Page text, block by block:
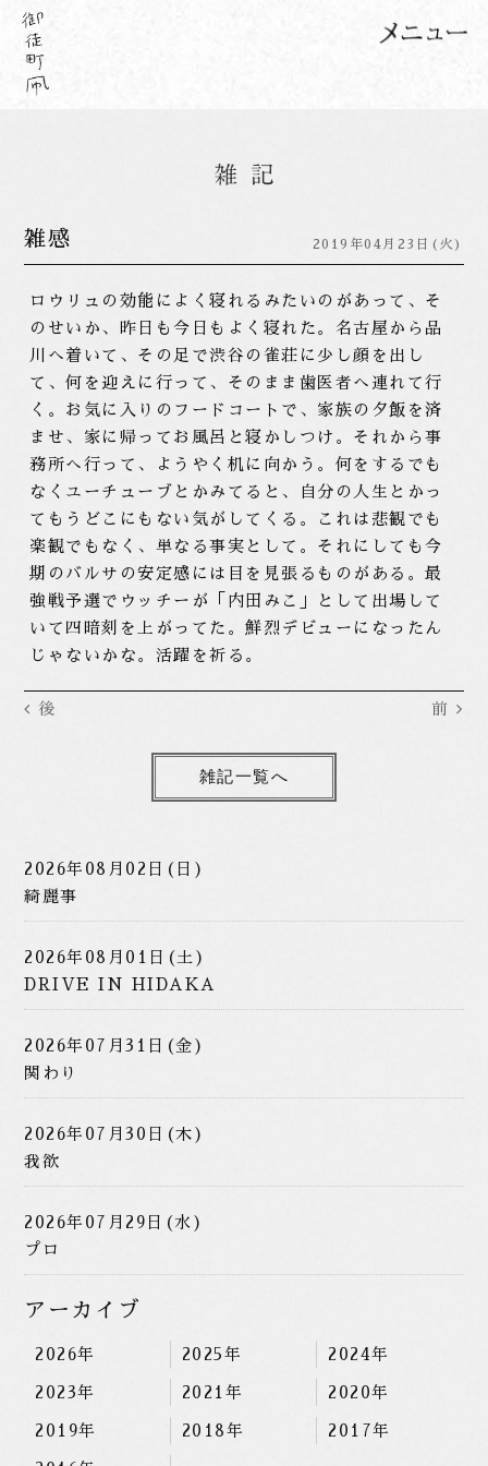
雑感 2019年04月23日(火)
ロウリュの効能によく寝れるみたいのがあって、そ
のせいか、昨日も今日もよく寝れた。名古屋から品
川へ着いて、その足で渋谷の雀荘に少し顔を出し
て、何を迎えに行って、そのまま歯医者へ連れて行
く。お気に入りのフードコートで、家族の夕飯を済
ませ、家に帰ってお風呂と寝かしつけ。それから事
務所へ行って、ようやく机に向かう。何をするでも
なくユーチューブとかみてると、自分の人生とかっ
てもうどこにもない気がしてくる。これは悲観でも
楽観でもなく、単なる事実として。それにしても今
期のバルサの安定感には目を見張るものがある。最
強戦予選でウッチーが「内田みこ」として出場して
いて四暗刻を上がってた。鮮烈デビューになったん
じゃないかな。活躍を祈る。
後 前
雑記一覧へ
2026年08月02日(日)
綺麗事
2026年08月01日(土)
DRIVE IN HIDAKA
2026年07月31日(金)
関わり
2026年07月30日(木)
我欲
2026年07月29日(水)
プロ
アーカイブ
2026年 2025年 2024年
2023年 2021年 2020年
2019年 2018年 2017年